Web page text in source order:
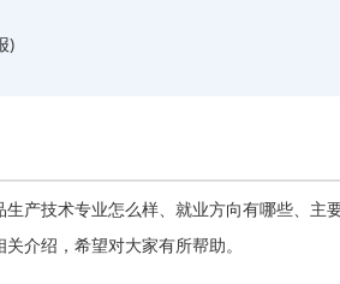
)
产技术专业怎么样、就业方向有哪些、主
介绍，希望对大家有所帮助。